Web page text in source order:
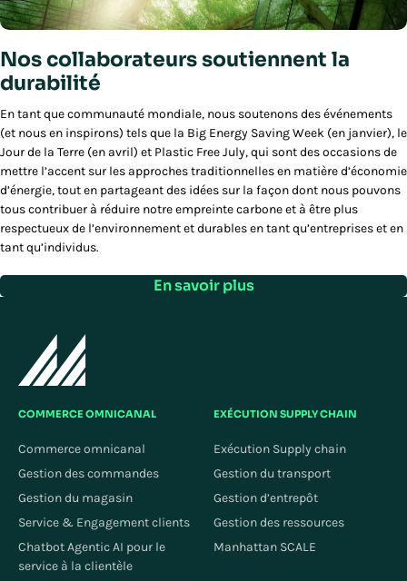
Nos collaborateurs soutiennent la
durabilité
En tant que communauté mondiale, nous soutenons des événements
(et nous en inspirons) tels que la Big Energy Saving Week (en janvier), le
Jour de la Terre (en avril) et Plastic Free July, qui sont des occasions de
mettre l’accent sur les approches traditionnelles en matière d’économie
d’énergie, tout en partageant des idées sur la façon dont nous pouvons
tous contribuer à réduire notre empreinte carbone et à être plus
respectueux de l’environnement et durables en tant qu’entreprises et en
tant qu’individus.
En savoir plus
COMMERCE OMNICANAL
Commerce omnicanal
Gestion des commandes
Gestion du magasin
Service & Engagement clients
Chatbot Agentic AI pour le
service à la clientèle
EXÉCUTION SUPPLY CHAIN
Exécution Supply chain
Gestion du transport
Gestion d’entrepôt
Gestion des ressources
Manhattan SCALE